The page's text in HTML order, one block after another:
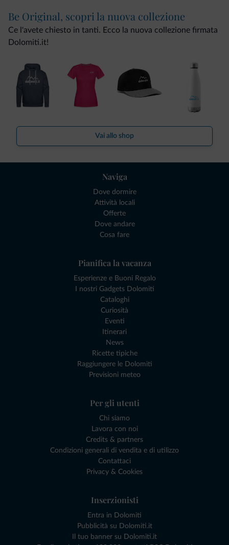
Be Original, scopri la nuova collezione
Ce l'avete chiesto in tanti. Ecco la nuova collezione firmata
Dolomiti.it!
Vai allo shop
Naviga
Dove dormire
Attività locali
Offerte
Dove andare
Cosa fare
Pianifica la vacanza
Esperienze e Buoni Regalo
I nostri Gadgets Dolomiti
Cataloghi
Curiosità
Eventi
Itinerari
News
Ricette tipiche
Raggiungere le Dolomiti
Previsioni meteo
Per gli utenti
Chi siamo
Lavora con noi
Credits & partners
Condizioni generali di vendita e di utilizzo
Contattaci
Privacy & Cookies
Inserzionisti
Entra in Dolomiti
Pubblicità su Dolomiti.it
Il tuo banner su Dolomiti.it